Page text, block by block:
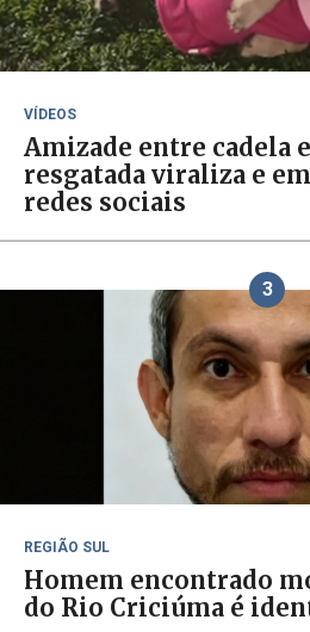
VÍDEOS
Amizade entre cadela
resgatada viraliza e
redes sociais
3
REGIÃO SUL
Homem encontrado
do Rio Criciúma é